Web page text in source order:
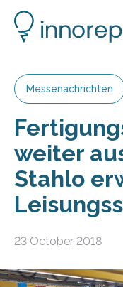
Messenachrichten
weiter
Stahlo
23 October 2018